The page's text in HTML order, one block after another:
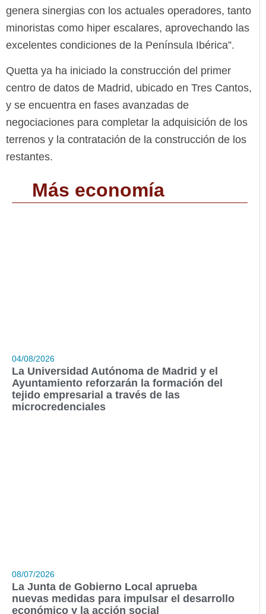
genera sinergias con los actuales operadores, tanto
minoristas como hiper escalares, aprovechando las
excelentes condiciones de la Península Ibérica”.
Quetta ya ha iniciado la construcción del primer
centro de datos de Madrid, ubicado en Tres Cantos,
y se encuentra en fases avanzadas de
negociaciones para completar la adquisición de los
terrenos y la contratación de la construcción de los
restantes.
Más economía
04/08/2026
La Universidad Autónoma de Madrid y el
Ayuntamiento reforzarán la formación del
tejido empresarial a través de las
microcredenciales
08/07/2026
La Junta de Gobierno Local aprueba
nuevas medidas para impulsar el desarrollo
económico y la acción social